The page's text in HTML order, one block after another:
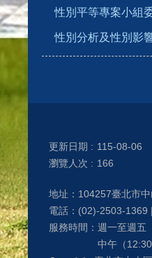
性別平等專案小組
性別分析及性別影
更新日期
115-08-06
瀏覽人次
166
地址：104257臺北市
電話：(02)-2503-1369 |
服務時間：週一至週五
中午（12:30～